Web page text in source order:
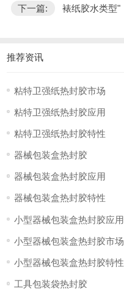
下一篇: 裱纸胶水类型"
推荐资讯
粘特卫强纸热封胶市场
粘特卫强纸热封胶应用
粘特卫强纸热封胶特性
器械包装盒热封胶
器械包装盒热封胶应用
器械包装盒热封胶特性
小型器械包装盒热封胶应用
小型器械包装盒热封胶市场
小型器械包装盒热封胶特性
工具包装袋热封胶